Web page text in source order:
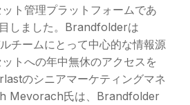
ト管理プラットフォームであ
しました。Brandfolderは
チームにとって中心的な情報源
トへの年中無休のアクセスを
のシニアマーケティングマネ
Mevorach氏は、Brandfolder